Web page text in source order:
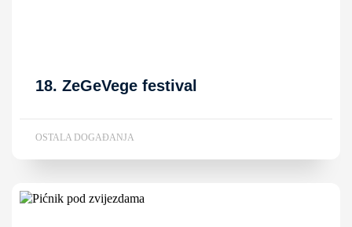
18. ZeGeVege festival
OSTALA DOGAĐANJA